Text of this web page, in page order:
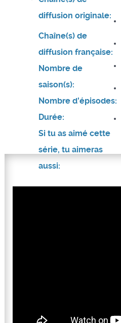
diffusion originale:
Chaîne(s) de
diffusion française:
Nombre de
saison(s):
Nombre d'épisodes:
Durée:
Si tu as aimé cette
série, tu aimeras
aussi: